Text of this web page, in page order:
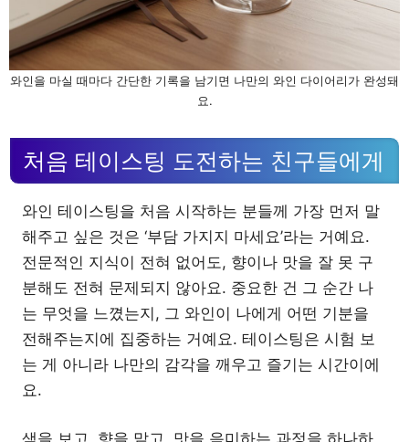
와인을 마실 때마다 간단한 기록을 남기면 나만의 와인 다이어리가 완성돼
요.
처음 테이스팅 도전하는 친구들에게
와인 테이스팅을 처음 시작하는 분들께 가장 먼저 말
해주고 싶은 것은 ‘부담 가지지 마세요’라는 거예요.
전문적인 지식이 전혀 없어도, 향이나 맛을 잘 못 구
분해도 전혀 문제되지 않아요. 중요한 건 그 순간 나
는 무엇을 느꼈는지, 그 와인이 나에게 어떤 기분을
전해주는지에 집중하는 거예요. 테이스팅은 시험 보
는 게 아니라 나만의 감각을 깨우고 즐기는 시간이에
요.